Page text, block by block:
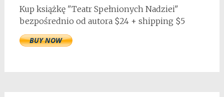
Kup książkę "Teatr Spełnionych Nadziei"
bezpośrednio od autora $24 + shipping $5